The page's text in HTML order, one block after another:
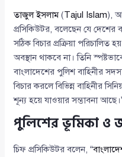
তাজুল ইসলাম(Tajul Islam),
প্রসিকিউটর, বলেছেন যে দেশের
সঠিক বিচার প্রক্রিয়া
অবস্থান থাকবে না। তিনি
বাংলাদেশের পুলিশ বাহিনীর
বিচার করলে বিভিন্ন বাহিনীর
শূন্য হয়ে যাওয়ার সম্ভাবনা
পুলিশের ভূমিকা ও
চিফ প্রসিকিউটর বলেন, “